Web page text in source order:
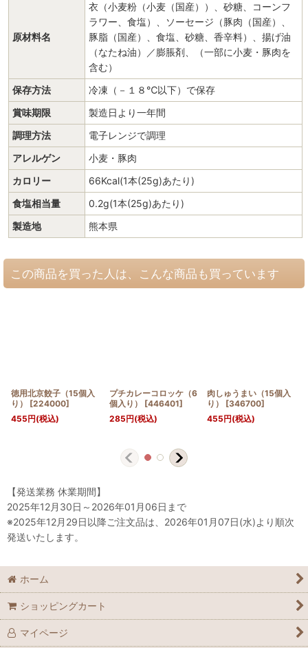
原材料名
衣（小麦粉（小麦（国産））、砂糖、コーンフ
ラワー、食塩）、ソーセージ（豚肉（国産）、
豚脂（国産）、食塩、砂糖、香辛料）、揚げ油
（なたね油）／膨脹剤、（一部に小麦・豚肉を
含む）
保存方法
冷凍（－１８℃以下）で保存
賞味期限
製造日より一年間
調理方法
電子レンジで調理
アレルゲン
小麦・豚肉
カロリー
66Kcal(1本(25g)あたり)
食塩相当量
0.2g(1本(25g)あたり)
製造地
熊本県
この商品を買った人は、こんな商品も買っています
徳用北京餃子（15個入
り）
[224000]
455円(税込)
プチカレーコロッケ（6
個入り）
[446401]
285円(税込)
肉しゅうまい（15個入
り）
[346700]
455円(税込)
【発送業務 休業期間】
2025年12月30日～2026年01月06日まで
※2025年12月29日以降ご注文品は、2026年01月07日(水)より順次
発送いたします。
ホーム
ショッピングカート
マイページ